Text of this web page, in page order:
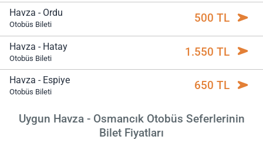
Havza - Ordu
Otobüs Bileti 500 TL
Havza - Hatay
Otobüs Bileti 1.550 TL
Havza - Espiye
Otobüs Bileti 650 TL
Uygun Havza - Osmancık Otobüs Seferlerinin
Bilet Fiyatları